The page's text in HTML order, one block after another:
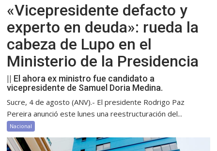
«Vicepresidente defacto y
experto en deuda»: rueda la
cabeza de Lupo en el
Ministerio de la Presidencia
|| El ahora ex ministro fue candidato a
vicepresidente de Samuel Doria Medina.
Sucre, 4 de agosto (ANV).- El presidente Rodrigo Paz
Pereira anunció este lunes una reestructuración del...
Nacional